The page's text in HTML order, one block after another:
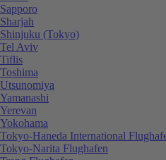
Sapporo
Sharjah
Shinjuku (Tokyo)
Tel Aviv
Tiflis
Toshima
Utsunomiya
Yamanashi
Yerevan
Yokohama
Tokyo-Haneda International
Tokyo-Narita Flughafen